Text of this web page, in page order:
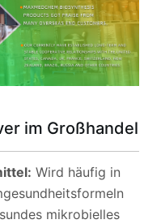
im Großhandel
Wird häufig in
mikrobielles